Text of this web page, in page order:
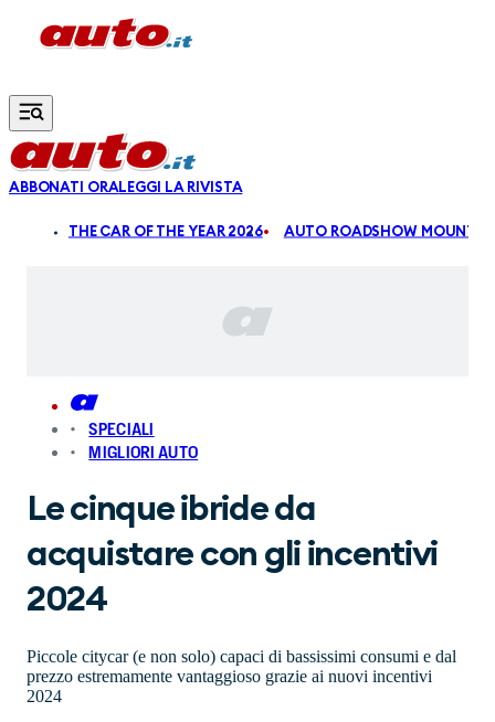
Vai al contenuto principale
ABBONATI ORALEGGI LA RIVISTA
THE CAR OF THE YEAR 2026 AUTO ROADSHOW
SPECIALI
MIGLIORI AUTO
Le cinque ibride da
acquistare con gli incentivi
2024
Piccole citycar (e non solo) capaci di bassissimi consumi e dal
prezzo estremamente vantaggioso grazie ai nuovi incentivi
2024